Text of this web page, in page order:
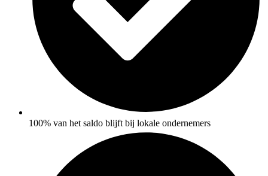
100% van het saldo blijft bij lokale ondernemers